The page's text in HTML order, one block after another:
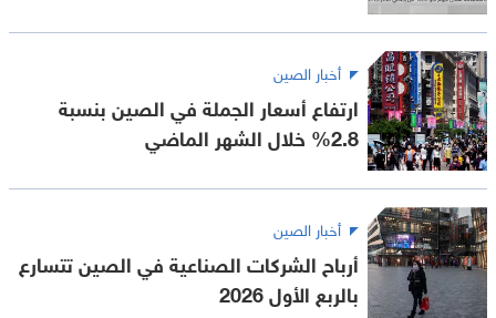
أخبار الصين
ارتفاع أسعار الجملة في الصين بنسبة
2.8% خلال الشهر الماضي
أخبار الصين
أرباح الشركات الصناعية في الصين تتسارع
بالربع الأول 2026